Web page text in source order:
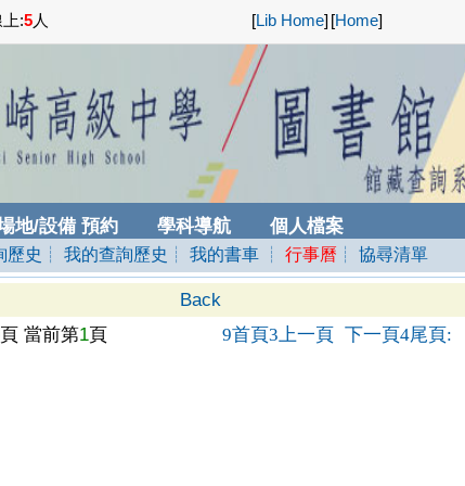
:5人 [Lib Home] [Home]
地/設備 預約 學科導航 個人檔案
歷史 ┊ 我的查詢歷史 ┊ 我的書車 ┊行事曆 ┊ 協尋清單
Back
頁 當前第1頁 9首頁3上一頁 下一頁4尾頁: